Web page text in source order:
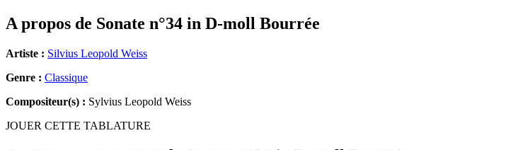
A propos de Sonate n°34 in D-moll Bourrée
Artiste : Silvius Leopold Weiss
Genre : Classique
Compositeur(s) : Sylvius Leopold Weiss
JOUER CETTE TABLATURE